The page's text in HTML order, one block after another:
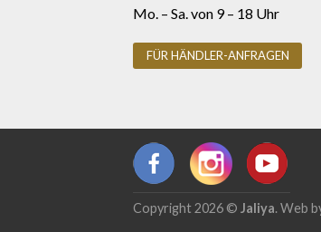
Mo. – Sa. von 9 – 18 Uhr
FÜR HÄNDLER-ANFRAGEN
Copyright 2026 © Jaliya. Web